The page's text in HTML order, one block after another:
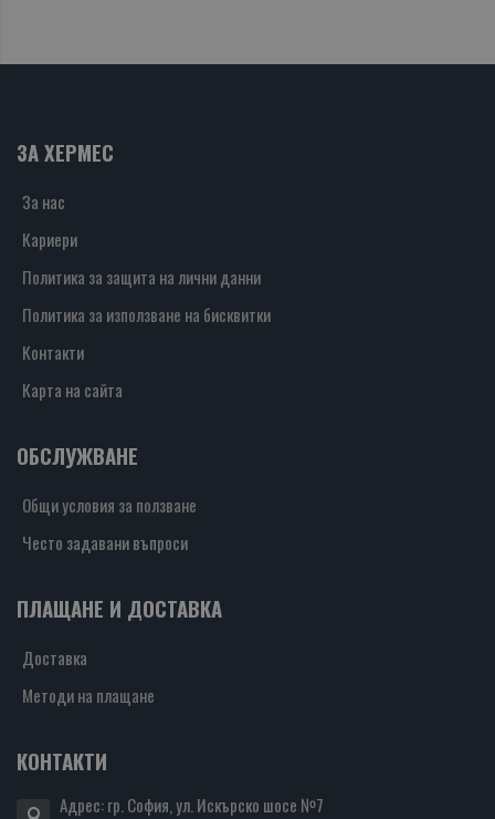
ЗА ХЕРМЕС
За нас
Кариери
Политика за защита на лични данни
Политика за използване на бисквитки
Контакти
Карта на сайта
ОБСЛУЖВАНЕ
Общи условия за ползване
Често задавани въпроси
ПЛАЩАНЕ И ДОСТАВКА
Доставка
Методи на плащане
КОНТАКТИ
Адрес: гр. София, ул. Искърско шосе №7